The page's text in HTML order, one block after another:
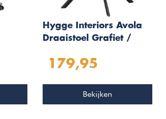
Hygge Interiors Avola
Draaistoel Grafiet /
179,95
Bekijken